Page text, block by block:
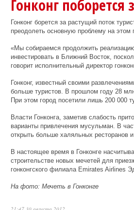
Гонконг поборется
Гонконг борется за растущий поток
преодолеть основную проблему на этом
«Мы собираемся продолжить
инвестировать в Ближний Восток,
говорит исполнительный директор
Гонконг, известный своими
больше туристов. В прошлом году 28 млн
При этом город посетили лишь 200 000
Власти Гонконга, заметив слабость
варианты привлечения мусульман. В
открыть больше халяльных ресторанов и
В настоящее время в Гонконге
строительстве новых мечетей для
гонконгского филиала Emirates Airlines
На фото: Мечеть в Гонконге